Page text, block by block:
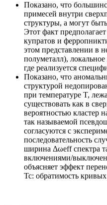
Показано, что
примесей внутри
структуры, а могут
Этот факт
купратов и
этом представлении в
полуметалл),
где реализуется
Показано, что
структурой
при температуре T,
существовать как в
вероятностью кластер
так называемой
согласуются с
последовательность
ширина Δωeff спектра
включениями/
объясняет эффект
Tc: обратимость